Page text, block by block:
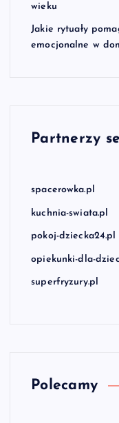
wieku
Jakie rytuały
emocjonalne w
Partnerzy
spacerowka.pl
kuchnia-swiata.pl
pokoj-dziecka24.pl
opiekunki-dla-
superfryzury.pl
Polecamy